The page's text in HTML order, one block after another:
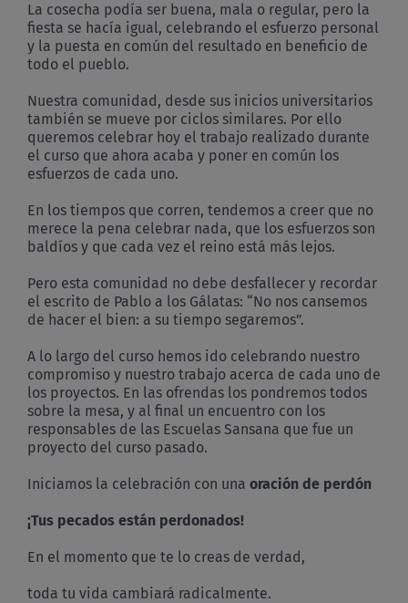
La cosecha podía ser buena, mala o regular, pero la
fiesta se hacía igual, celebrando el esfuerzo personal
y la puesta en común del resultado en beneficio de
todo el pueblo.
Nuestra comunidad, desde sus inicios universitarios
también se mueve por ciclos similares. Por ello
queremos celebrar hoy el trabajo realizado durante
el curso que ahora acaba y poner en común los
esfuerzos de cada uno.
En los tiempos que corren, tendemos a creer que no
merece la pena celebrar nada, que los esfuerzos son
baldíos y que cada vez el reino está más lejos.
Pero esta comunidad no debe desfallecer y recordar
el escrito de Pablo a los Gálatas: “No nos cansemos
de hacer el bien: a su tiempo segaremos”.
A lo largo del curso hemos ido celebrando nuestro
compromiso y nuestro trabajo acerca de cada uno de
los proyectos. En las ofrendas los pondremos todos
sobre la mesa, y al final un encuentro con los
responsables de las Escuelas Sansana que fue un
proyecto del curso pasado.
Iniciamos la celebración con una oración de perdón
¡Tus pecados están perdonados!
En el momento que te lo creas de verdad,
toda tu vida cambiará radicalmente.